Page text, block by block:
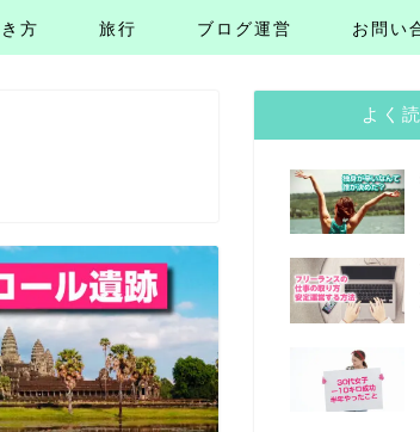
方 旅行 ブログ運営 お問い
よく